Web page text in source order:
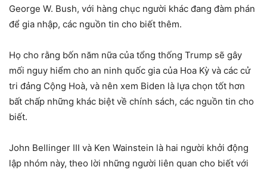
George W. Bush, với hàng chục người khác đang đàm phán
để gia nhập, các nguồn tin cho biết thêm.
Họ cho rằng bốn năm nữa của tổng thống Trump sẽ gây
mối nguy hiểm cho an ninh quốc gia của Hoa Kỳ và các cử
tri đảng Cộng Hoà, và nên xem Biden là lựa chọn tốt hơn
bất chấp những khác biệt về chính sách, các nguồn tin cho
biết.
John Bellinger III và Ken Wainstein là hai người khởi động
lập nhóm này, theo lời những người liên quan cho biết với